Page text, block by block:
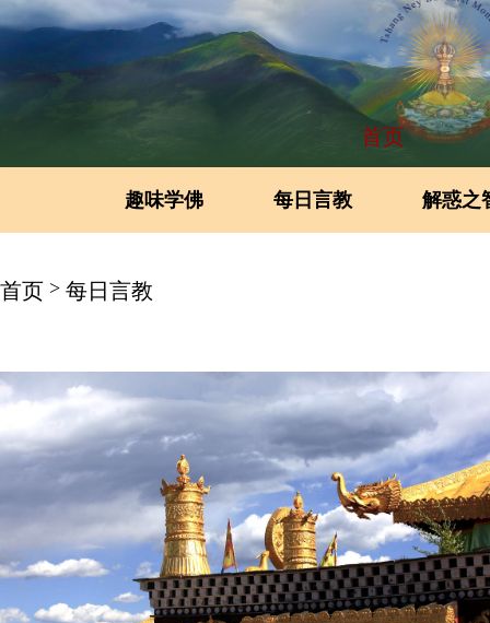
首页
趣味学佛 每日言教 解惑之
首页 > 每日言教